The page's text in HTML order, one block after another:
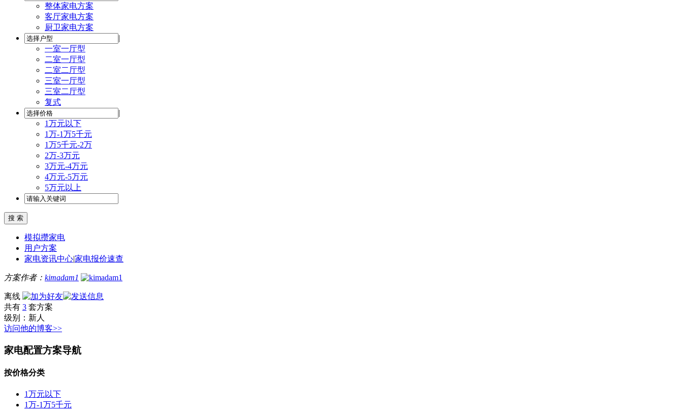
整体家电方案
客厅家电方案
厨卫家电方案
|
一室一厅型
二室一厅型
二室二厅型
三室一厅型
三室二厅型
复式
|
1万元以下
1万-1万5千元
1万5千元-2万
2万-3万元
3万元-4万元
4万元-5万元
5万元以上
模拟攒家电
用户方案
家电资讯中心|家电报价速查
方案作者： kimadam1
离线
共有 3 套方案
级别： 新人
访问他的博客>>
家电配置方案导航
按价格分类
1万元以下
1万-1万5千元